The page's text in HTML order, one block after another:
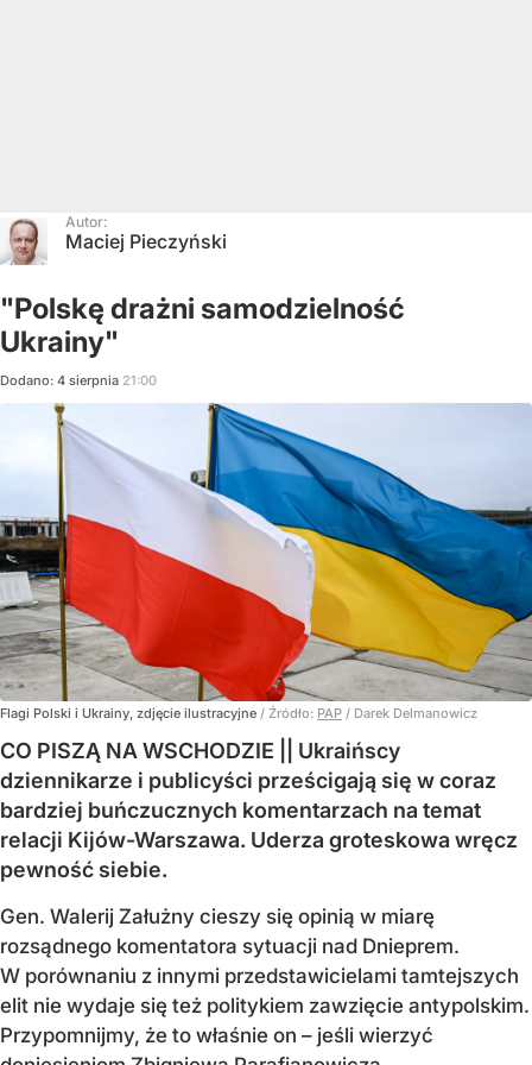
Autor:
Maciej Pieczyński
"Polskę drażni samodzielność
Ukrainy"
Dodano: 4 sierpnia 21:00
Flagi Polski i Ukrainy, zdjęcie ilustracyjne / Źródło: PAP / Darek Delmanowicz
CO PISZĄ NA WSCHODZIE || Ukraińscy
dziennikarze i publicyści prześcigają się w coraz
bardziej buńczucznych komentarzach na temat
relacji Kijów-Warszawa. Uderza groteskowa wręcz
pewność siebie.
Gen. Walerij Załużny cieszy się opinią w miarę
rozsądnego komentatora sytuacji nad Dnieprem.
W porównaniu z innymi przedstawicielami tamtejszych
elit nie wydaje się też politykiem zawzięcie antypolskim.
Przypomnijmy, że to właśnie on – jeśli wierzyć